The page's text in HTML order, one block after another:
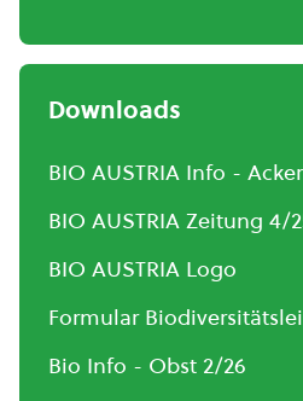
Downloads
BIO AUSTRIA Info -
BIO AUSTRIA Zeitung 4/
BIO AUSTRIA Logo
Formular
Bio Info - Obst 2/26